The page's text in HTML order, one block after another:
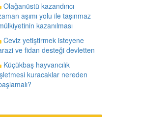
Olağanüstü kazandırıcı
aşımı yolu ile taşınmaz
kazanılması
Ceviz yetiştirmek isteyene
ve fidan desteği devletten
Küçükbaş hayvancılık
kuracaklar nereden